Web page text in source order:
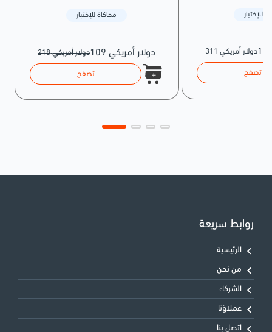
محاكاة للإختبار
218 دولار أمريكي 109 دولار أمريكي
تصفح
للإختبار
311 دولار أمريكي
تصفح
روابط سريعة
الرئيسية
من نحن
الشركاء
عملاؤنا
اتصل بنا